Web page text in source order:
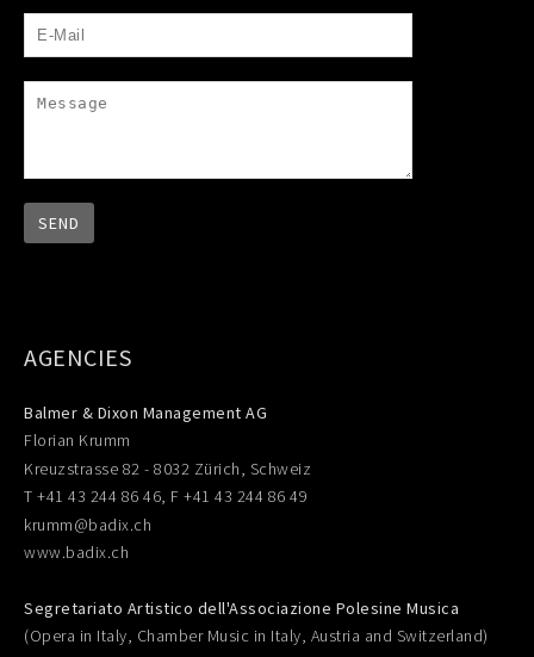
AGENCIES
Balmer & Dixon Management AG
Florian Krumm
Kreuzstrasse 82 - 8032 Zürich, Schweiz
T +41 43 244 86 46, F +41 43 244 86 49
krumm@badix.ch
www.badix.ch
Segretariato Artistico dell'Associazione Polesine Musica
(Opera in Italy, Chamber Music in Italy, Austria and Switzerland)